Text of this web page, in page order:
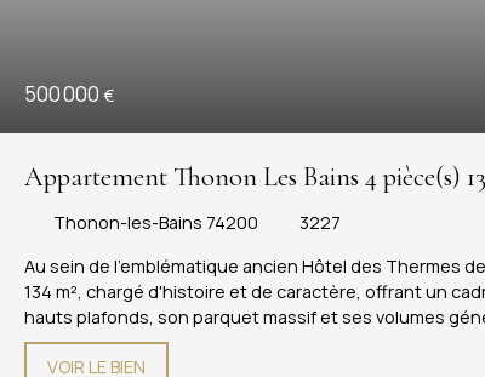
500 000 €
Appartement Thonon Les Bains 4 pièce(s)
Thonon-les-Bains 74200
3227
Au sein de l'emblématique ancien Hôtel des Thermes
134 m², chargé d'histoire et de caractère, offrant un
hauts plafonds, son parquet massif et ses volumes
réception remarquable tournée vers le lac. Un bureau
télétravail ou une bibliothèque intimiste. La grande
VOIR LE BIEN